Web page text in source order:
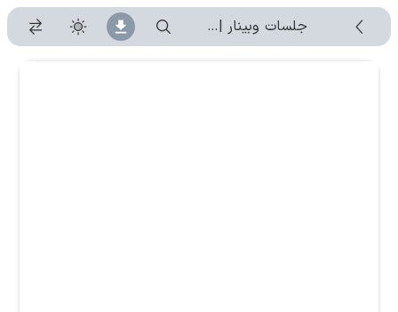
جلسات وبینار | جلسه 1404/07/19 -۱۴۰۴/۷/۱۹